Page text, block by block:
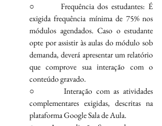
○       Frequência dos estudantes: É
exigida frequência mínima de 75% nos
módulos agendados. Caso o estudante
opte por assistir às aulas do módulo sob
demanda, deverá apresentar um relatório
que comprove sua interação com o
conteúdo gravado.
○       Interação com as atividades
complementares exigidas, descritas na
plataforma Google Sala de Aula.